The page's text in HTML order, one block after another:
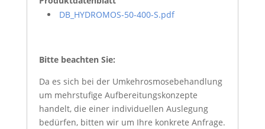
DB_HYDROMOS-50-400-S.pdf
Bitte beachten Sie:
Da es sich bei der Umkehrosmosebehandlung
um mehrstufige Aufbereitungskonzepte
handelt, die einer individuellen Auslegung
bedürfen, bitten wir um Ihre konkrete Anfrage.